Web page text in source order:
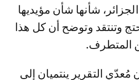
شأنها شأن مؤيديها
وتنتقد وتوضح أن كل هذا
المتطرف.
مُعدّي التقرير ينتميان إلى